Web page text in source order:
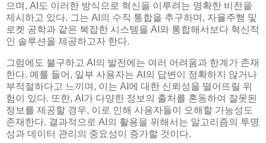
으며, AI도 이러한 방식으로 혁신을 이루려는 명확한 비전을
제시하고 있다. 그는 AI의 수직 통합을 추구하며, 자율주행 및
로켓 공학과 같은 복잡한 시스템을 AI와 통합해서보다 혁신적
인 솔루션을 제공하고자 한다.
그럼에도 불구하고 AI의 발전에는 여러 어려움과 한계가 존재
한다. 예를 들어, 일부 사용자는 AI의 답변이 정확하지 않거나
부적절하다고 느끼며, 이는 AI에 대한 신뢰성을 떨어뜨릴 위
험이 있다. 또한, AI가 다양한 정보의 출처를 혼동하여 잘못된
정보를 제공할 경우, 이로 인해 사용자들이 오해할 가능성도
존재한다. 결과적으로 AI의 활용을 위해서는 알고리즘의 투명
성과 데이터 관리의 중요성이 증가할 것이다.